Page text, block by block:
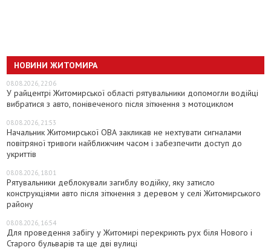
НОВИНИ ЖИТОМИРА
08.08.2026, 22:06
У райцентрі Житомирської області рятувальники допомогли водійці
вибратися з авто, понівеченого після зіткнення з мотоциклом
08.08.2026, 21:53
Начальник Житомирської ОВА закликав не нехтувати сигналами
повітряної тривоги найближчим часом і забезпечити доступ до
укриттів
08.08.2026, 18:01
Рятувальники деблокували загиблу водійку, яку затисло
конструкціями авто після зіткнення з деревом у селі Житомирського
району
08.08.2026, 16:54
Для проведення забігу у Житомирі перекриють рух біля Нового і
Старого бульварів та ще дві вулиці